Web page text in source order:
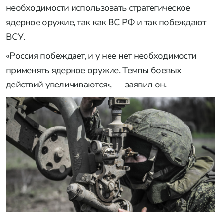
необходимости использовать стратегическое
ядерное оружие, так как ВС РФ и так побеждают
ВСУ.
«Россия побеждает, и у нее нет необходимости
применять ядерное оружие. Темпы боевых
действий увеличиваются», — заявил он.